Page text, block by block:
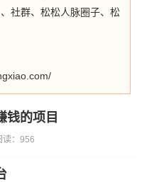
社群、松松人脉圈子、松
钱的项目
读：956